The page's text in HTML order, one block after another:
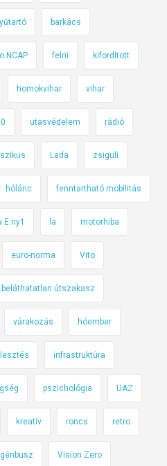
barkács
NCAP felni kifordított
homokvihar vihar
utasvédelem rádió
Lada zsiguli
hólánc fenntartható mobilitás
E:ny1 la motorhiba
euro-norma Vito
beláthatatlan útszakasz
várakozás hóember
infrastruktúra
pszichológia UAZ
kreatív roncs retro
Vision Zero